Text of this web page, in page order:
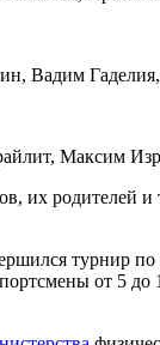
Вадим
Максим
их родителей